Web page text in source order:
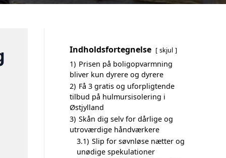
Indholdsfortegnelse skjul
1) Prisen på boligopvarmning
bliver kun dyrere og dyrere
2) Få 3 gratis og uforpligtende
tilbud på hulmursisolering i
Østjylland
3) Skån dig selv for dårlige og
utroværdige håndværkere
3.1) Slip for søvnløse nætter og
unødige spekulationer